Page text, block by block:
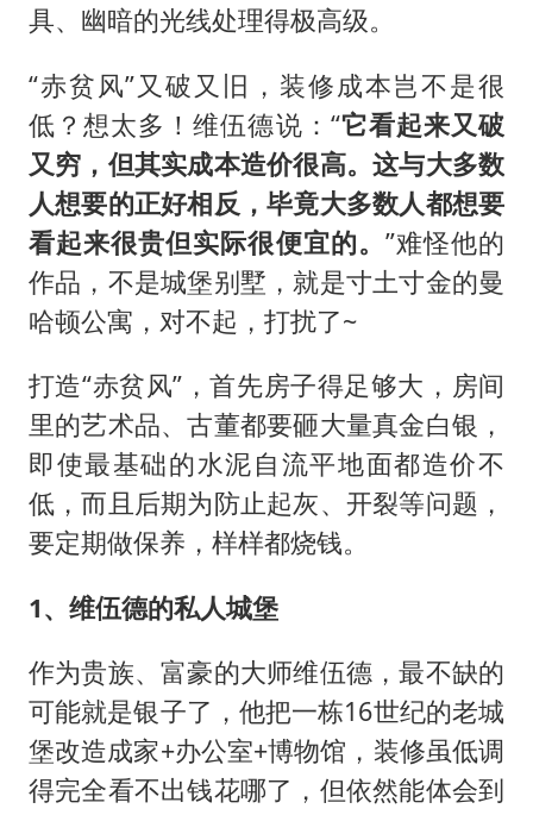
具、幽暗的光线处理得极高级。
“赤贫风”又破又旧，装修成本岂不是很
低？想太多！维伍德说：“它看起来又破
又穷，但其实成本造价很高。这与大多数
人想要的正好相反，毕竟大多数人都想要
看起来很贵但实际很便宜的。 ”难怪他的
作品，不是城堡别墅，就是寸土寸金的曼
哈顿公寓，对不起，打扰了~
打造“赤贫风”，首先房子得足够大，房间
里的艺术品、古董都要砸大量真金白银，
即使最基础的水泥自流平地面都造价不
低，而且后期为防止起灰、开裂等问题，
要定期做保养，样样都烧钱。
1、维伍德的私人城堡
作为贵族、富豪的大师维伍德，最不缺的
可能就是银子了，他把一栋16世纪的老城
堡改造成家+办公室+博物馆，装修虽低调
得完全看不出钱花哪了，但依然能体会到